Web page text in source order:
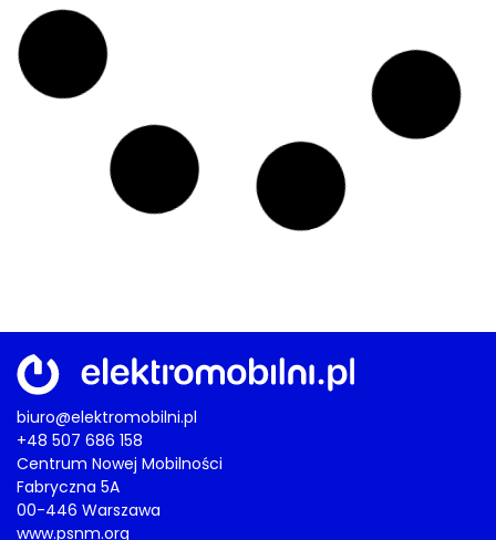
AKTUALNOŚCI ,
Pełne hybrydy trzymają się mocno
Toyota w pół roku sprzedała 5,3 mln
aut. Segment „elektryków” rośnie w
zaskakującym tempie
Stellantis:145 samorządów bez
dostępnej ładowarki. Problem
kierowców z niepełnosprawnościami
w UK
03/08/2026